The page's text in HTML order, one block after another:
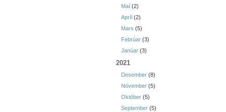
Maí (2)
Apríl (2)
Mars (5)
Febrúar (3)
Janúar (3)
2021
Desember (8)
Nóvember (5)
Október (5)
September (5)